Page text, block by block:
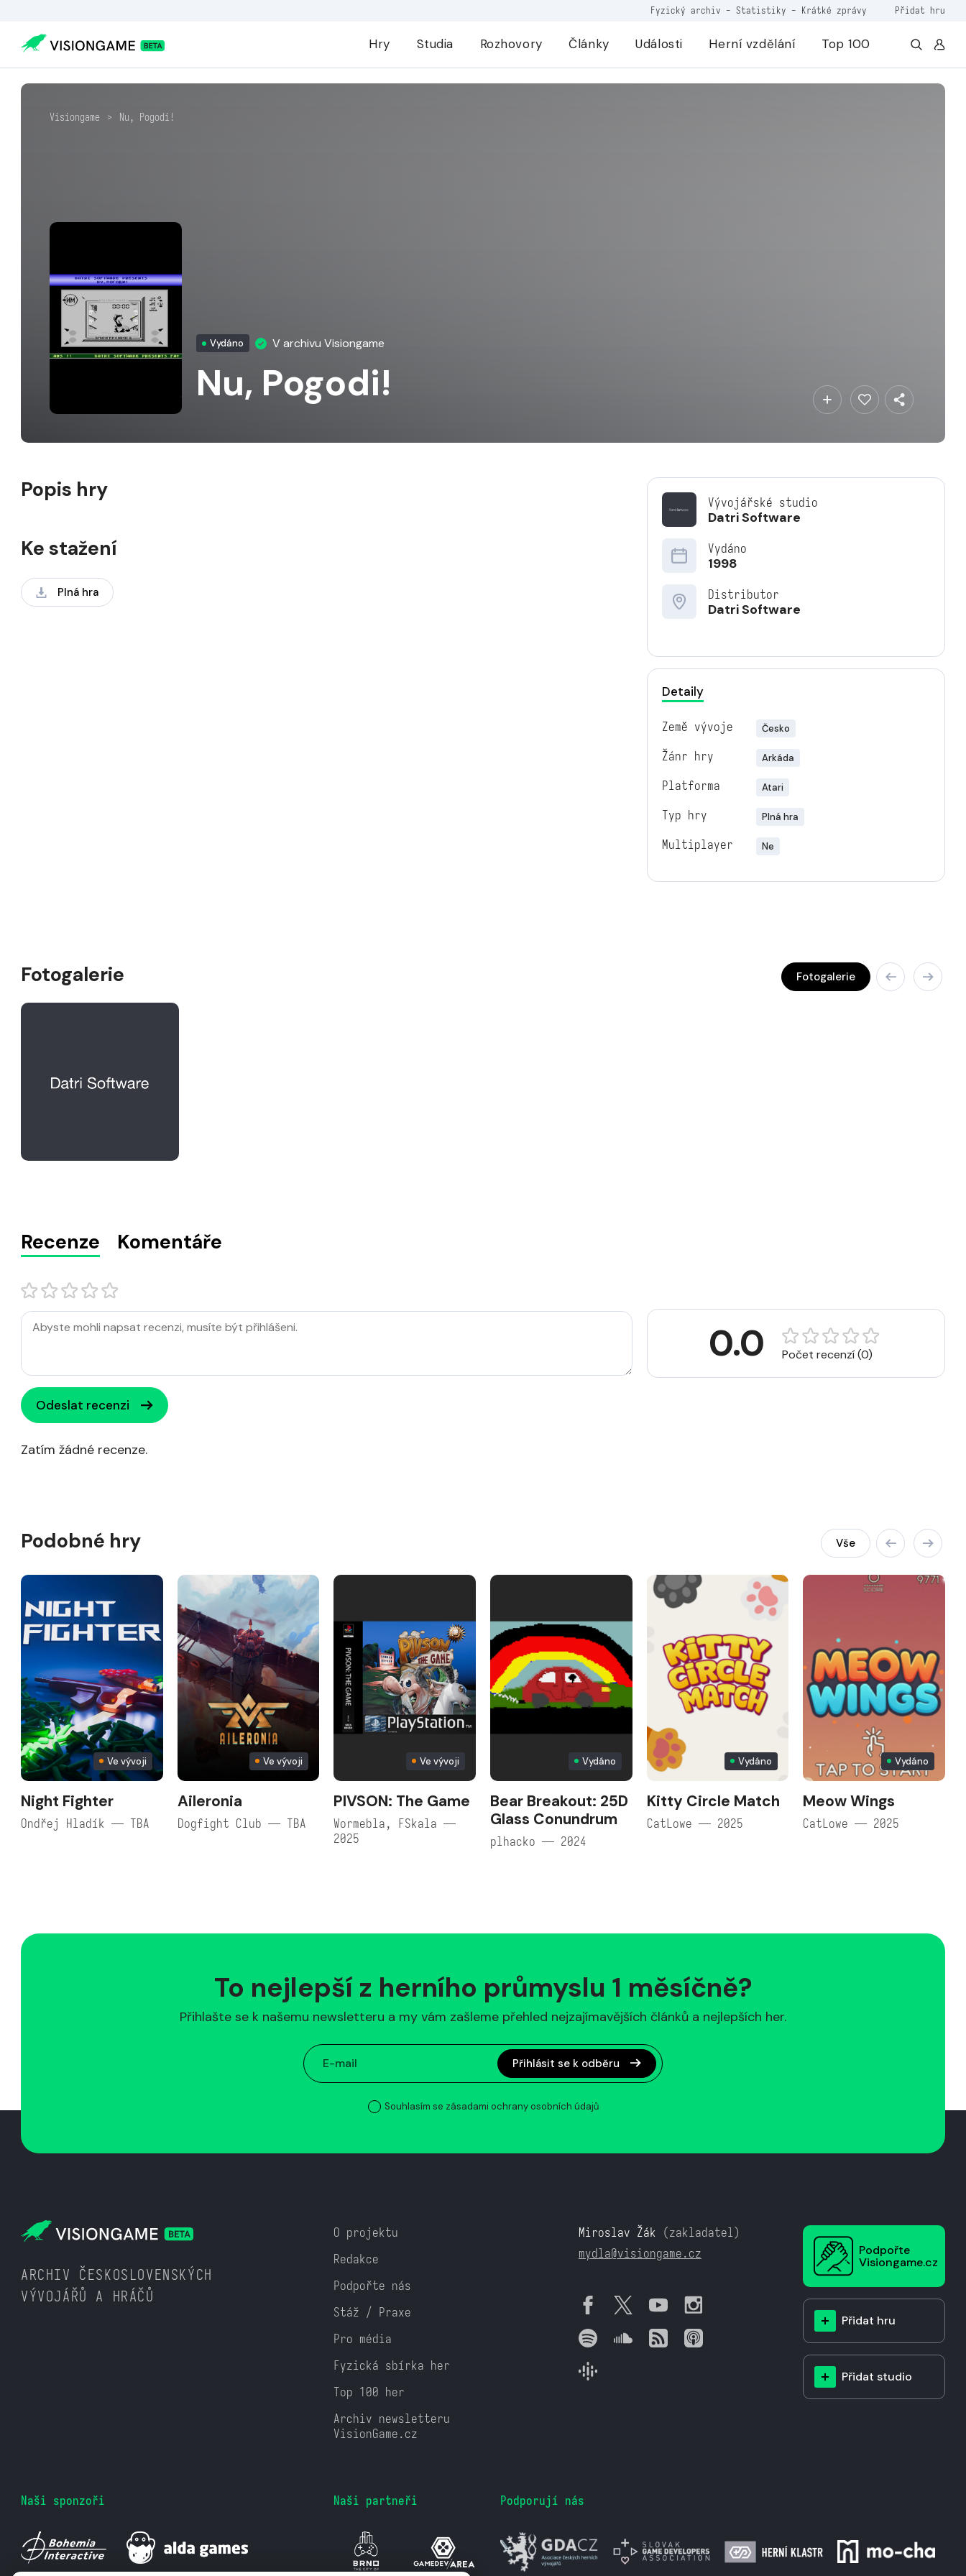
Fyzický archiv - Statistiky - Krátké zprávy Přidat hru
Hry Studia Rozhovory Články Události Herní vzdělání Top 100
Visiongame > Nu, Pogodi!
Vydáno V archivu Visiongame
Nu, Pogodi!
Vývojářské studio
Datri Software
Vydáno
1998
Distributor
Datri Software
Detaily
Země vývoje Česko
Žánr hry Arkáda
Platforma Atari
Typ hry Plná hra
Multiplayer Ne
Popis hry
Ke stažení
Plná hra
Fotogalerie Fotogalerie
Recenze Komentáře
Odeslat recenzi
Zatím žádné recenze.
0.0 Počet recenzí (0)
Podobné hry Vše
Ve vývoji
Night Fighter
Ondřej Hladík — TBA
Ve vývoji
Aileronia
Dogfight Club — TBA
Ve vývoji
PIVSON: The Game
Wormebla, FSkala —
2025
Vydáno
Bear Breakout: 25D
Glass Conundrum
plhacko — 2024
Vydáno
Kitty Circle Match
CatLowe — 2025
Vydáno
Meow Wings
CatLowe — 2025
To nejlepší z herního průmyslu 1 měsíčně?
Přihlašte se k našemu newsletteru a my vám zašleme přehled nejzajímavějších článků a nejlepších her.
Přihlásit se k odběru
Souhlasím se zásadami ochrany osobních údajů
ARCHIV ČESKOSLOVENSKÝCH
VÝVOJÁŘŮ A HRÁČŮ
O projektu
Redakce
Podpořte nás
Stáž / Praxe
Pro média
Fyzická sbírka her
Top 100 her
Archiv newsletteru
VisionGame.cz
Miroslav Žák (zakladatel)
mydla@visiongame.cz
Podpořte
Visiongame.cz
Přidat hru
Přidat studio
Naši sponzoři Naši partneři Podporují nás